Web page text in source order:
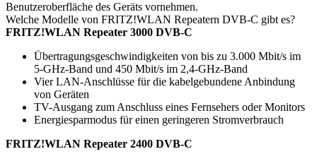
Benutzeroberfläche des Geräts vornehmen.
Welche Modelle von FRITZ!WLAN Repeatern DVB-C gibt es?
FRITZ!WLAN Repeater 3000 DVB-C
Übertragungsgeschwindigkeiten von bis zu 3.000 Mbit/s im
5-GHz-Band und 450 Mbit/s im 2,4-GHz-Band
Vier LAN-Anschlüsse für die kabelgebundene Anbindung
von Geräten
TV-Ausgang zum Anschluss eines Fernsehers oder Monitors
Energiesparmodus für einen geringeren Stromverbrauch
FRITZ!WLAN Repeater 2400 DVB-C